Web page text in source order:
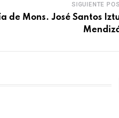
SIGUIENTE
de Mons. José Santos